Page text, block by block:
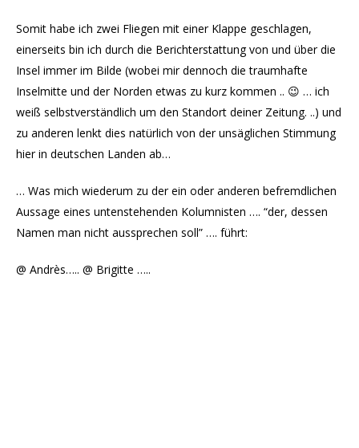
Somit habe ich zwei Fliegen mit einer Klappe geschlagen,
einerseits bin ich durch die Berichterstattung von und über die
Insel immer im Bilde (wobei mir dennoch die traumhafte
Inselmitte und der Norden etwas zu kurz kommen .. 😉 … ich
weiß selbstverständlich um den Standort deiner Zeitung. ..) und
zu anderen lenkt dies natürlich von der unsäglichen Stimmung
hier in deutschen Landen ab…
… Was mich wiederum zu der ein oder anderen befremdlichen
Aussage eines untenstehenden Kolumnisten …. “der, dessen
Namen man nicht aussprechen soll” …. führt:
@ Andrès….. @ Brigitte …..